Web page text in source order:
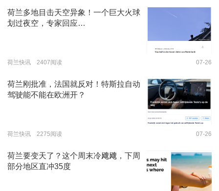
荷兰多地目击天空异象！一个巨大火球
划过夜空，专家回应…
荷兰快讯 2407阅读 07-26
荷兰刚批准，法国就反对！特斯拉自动
驾驶能不能在欧洲开？
荷兰快讯 2275阅读 07-26
荷兰要变天了？这个周末冷飕飕，下周
部分地区直冲35度